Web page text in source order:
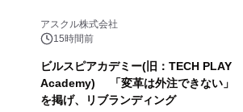
アスクル株式会社
15時間前
ビルスピアカデミー(旧：TECH PLAY
Academy) 「変革は外注できない」
を掲げ、リブランディング